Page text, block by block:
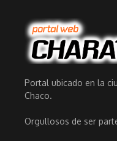
Portal ubicado en la
Chaco.
Orgullosos de ser